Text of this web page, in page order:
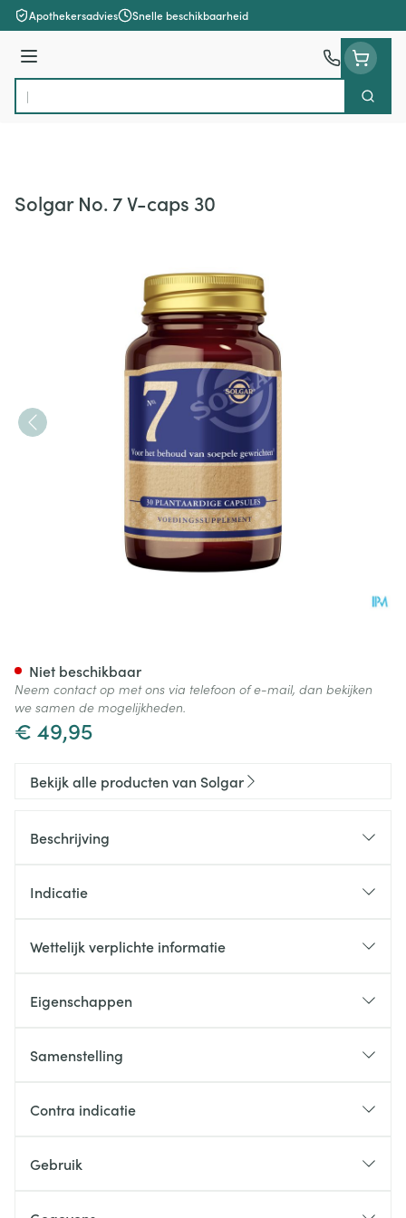
Ga naar de inhoud
Apothekersadvies Snelle beschikbaarheid
Menu
Product, merk, categorie...
Zoek
Solgar No. 7 V-caps 30
€ 49,95
Niet beschikbaar
Neem contact op met ons via telefoon of e-mail, dan bekijken
we samen de mogelijkheden.
Bekijk alle producten van Solgar
Beschrijving
Indicatie
Wettelijk verplichte informatie
Eigenschappen
Samenstelling
Contra indicatie
Gebruik